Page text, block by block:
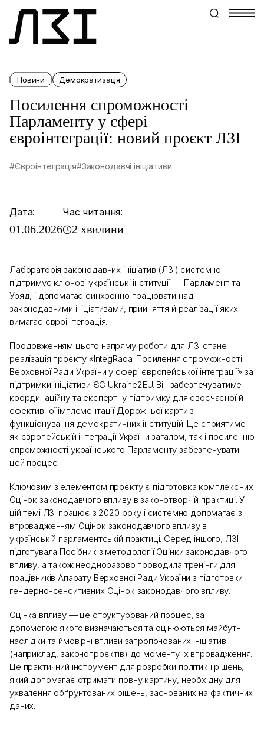
Новини Демократизація
Посилення спроможності
Парламенту у сфері
євроінтеграції: новий проєкт ЛЗІ
#Євроінтеграція#Законодавчі ініціативи
Дата:
01.06.2026
Час читання:
2 хвилини
Лабораторія законодавчих ініціатив (ЛЗІ) системно
підтримує ключові українські інституції — Парламент та
Уряд, і допомагає синхронно працювати над
законодавчими ініціативами, прийняття й реалізації яких
вимагає євроінтеграція.
Продовженням цього напряму роботи для ЛЗІ стане
реалізація проєкту «IntegRada: Посилення спроможності
Верховної Ради України у сфері європейської інтеграції» за
підтримки ініціативи ЄC Ukraine2EU. Він забезпечуватиме
координаційну та експертну підтримку для своєчасної й
ефективної імплементації Дорожньої карти з
функціонування демократичних інституцій. Це сприятиме
як європейській інтеграції України загалом, так і посиленню
спроможності українського Парламенту забезпечувати
цей процес.
Ключовим з елементом проєкту є підготовка комплексних
Оцінок законодавчого впливу в законотворчій практиці. У
цій темі ЛЗІ працює з 2020 року і системно допомагає з
впровадженням Оцінок законодавчого впливу в
українській парламентській практиці. Серед іншого, ЛЗІ
підготувала Посібник з методології Оцінки законодавчого
впливу, а також неодноразово проводила тренінги для
працівників Апарату Верховної Ради України з підготовки
гендерно-сенситивних Оцінок законодавчого впливу.
Оцінка впливу — це структурований процес, за
допомогою якого визначаються та оцінюються майбутні
наслідки та ймовірні впливи запропонованих ініціатив
(наприклад, законопроєктів) до моменту їх впровадження.
Це практичний інструмент для розробки політик і рішень,
який допомагає отримати повну картину, необхідну для
ухвалення обґрунтованих рішень, заснованих на фактичних
даних.